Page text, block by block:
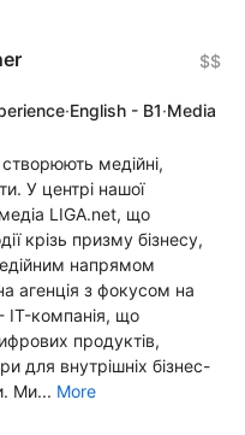
$$
·English - B1·Media
медійні,
У центрі нашої
LIGA.net, що
крізь призму бізнесу,
напрямом
агенція з фокусом на
IT-компанія, що
продуктів,
для внутрішніх бізнес-
Ми... More